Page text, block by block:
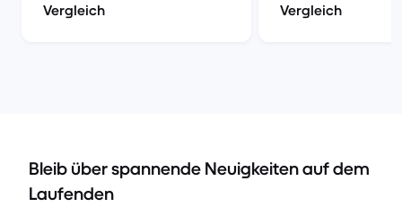
Vergleich
Vergleich
Bleib über spannende Neuigkeiten auf dem
Laufenden